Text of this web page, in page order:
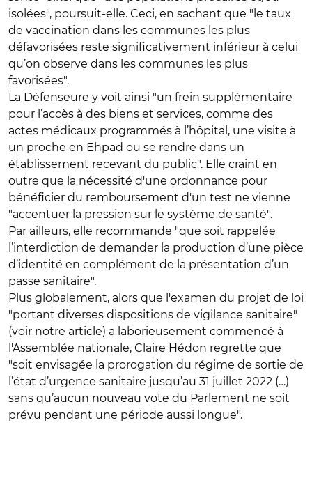
isolées", poursuit-elle. Ceci, en sachant que "le taux
de vaccination dans les communes les plus
défavorisées reste significativement inférieur à celui
qu’on observe dans les communes les plus
favorisées".
La Défenseure y voit ainsi "un frein supplémentaire
pour l’accès à des biens et services, comme des
actes médicaux programmés à l’hôpital, une visite à
un proche en Ehpad ou se rendre dans un
établissement recevant du public". Elle craint en
outre que la nécessité d'une ordonnance pour
bénéficier du remboursement d'un test ne vienne
"accentuer la pression sur le système de santé".
Par ailleurs, elle recommande "que soit rappelée
l’interdiction de demander la production d’une pièce
d’identité en complément de la présentation d’un
passe sanitaire".
Plus globalement, alors que l'examen du projet de loi
"portant diverses dispositions de vigilance sanitaire"
(voir notre article) a laborieusement commencé à
l'Assemblée nationale, Claire Hédon regrette que
"soit envisagée la prorogation du régime de sortie de
l’état d’urgence sanitaire jusqu’au 31 juillet 2022 (…)
sans qu’aucun nouveau vote du Parlement ne soit
prévu pendant une période aussi longue".